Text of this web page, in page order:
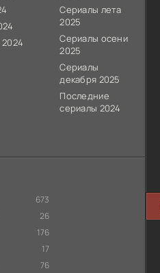
Сериалы лета
2025
Сериалы осени
2025
Сериалы
декабря 2025
Последние
сериалы 2024
673
26
176
17
76